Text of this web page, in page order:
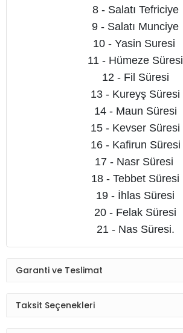
8 - Salatı Tefriciye
9 - Salatı Munciye
10 - Yasin Suresi
11 - Hümeze Süresi
12 - Fil Süresi
13 - Kureyş Süresi
14 - Maun Süresi
15 - Kevser Süresi
16 - Kafirun Süresi
17 - Nasr Süresi
18 - Tebbet Süresi
19 - İhlas Süresi
20 - Felak Süresi
21 - Nas Süresi.
Garanti ve Teslimat
Taksit Seçenekleri